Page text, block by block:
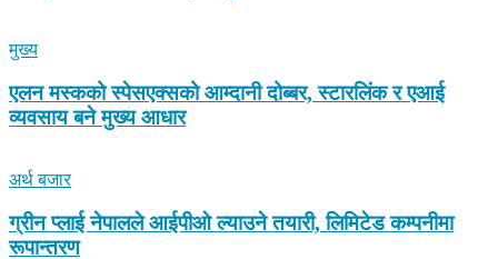
मुख्य
एलन मस्कको स्पेसएक्सको आम्दानी दोब्बर, स्टारलिंक र एआई
व्यवसाय बने मुख्य आधार
अर्थ बजार
ग्रीन प्लाई नेपालले आईपीओ ल्याउने तयारी, लिमिटेड कम्पनीमा
रूपान्तरण